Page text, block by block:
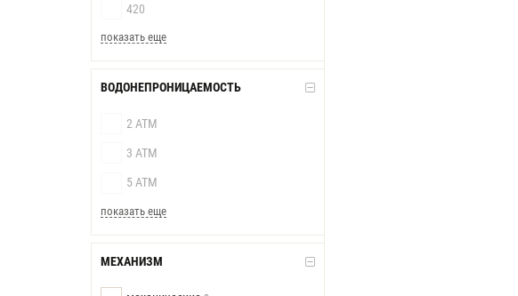
420
показать еще
ВОДОНЕПРОНИЦАЕМОСТЬ
2 АТМ
3 АТМ
5 АТМ
показать еще
МЕХАНИЗМ